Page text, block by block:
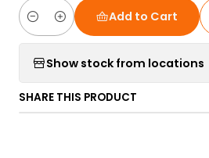
Quantity
Add to Cart
Show stock from locations
SHARE THIS PRODUCT